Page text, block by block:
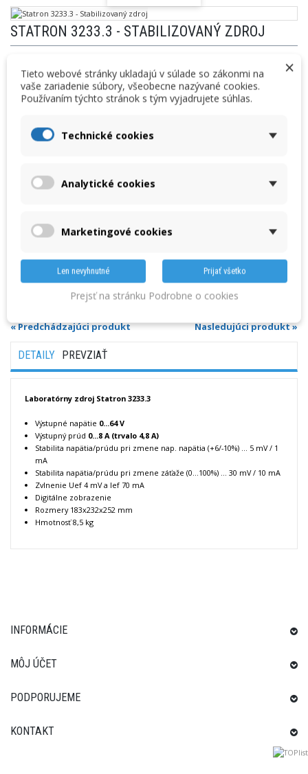
STATRON 3233.3 - STABILIZOVANÝ ZDROJ
Cenníková cena:
1 396,00 € bez DPH
1 717,08 € s DPH
Vaša cena:
1 354,10 € bez DPH
1 665,54 €
s DPH
Výrobca: Statron
Výstupné napätie
0...64 V
Výstupný prúd :0...8 A (trvalo 4,8 A)
Množstvo
VLOŽIŤ DO KOŠÍKA
« Predchádzajúci produkt Nasledujúci produkt »
DETAILY PREVZIAŤ
Laboratórny zdroj Statron 3233.3
Výstupné napätie 0...64 V
Výstupný prúd 0...8 A (trvalo 4,8 A)
Stabilita napätia/prúdu pri zmene nap. napätia (+6/-10%) ... 5 mV / 1
mA
Stabilita napätia/prúdu pri zmene záťaže (0...100%) ... 30 mV / 10 mA
Zvlnenie Uef 4 mV a Ief 70 mA
Digitálne zobrazenie
Rozmery 183x232x252 mm
Hmotnosť 8,5 kg
INFORMÁCIE
MÔJ ÚČET
PODPORUJEME
KONTAKT
×
Tieto webové stránky ukladajú v súlade so zákonmi na
vaše zariadenie súbory, všeobecne nazývané cookies.
Používaním týchto stránok s tým vyjadrujete súhlas.
Technické cookies
Analytické cookies
Marketingové cookies
Len nevyhnutné Prijať všetko
Prejsť na stránku Podrobne o cookies